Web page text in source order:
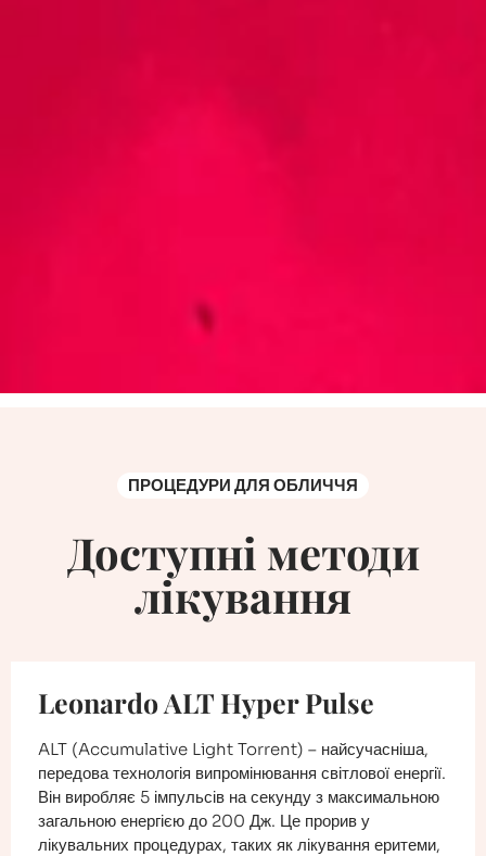
ПРОЦЕДУРИ ДЛЯ ОБЛИЧЧЯ
Доступні методи
лікування
Leonardo ALT Hyper Pulse
ALT (Accumulative Light Torrent) – найсучасніша,
передова технологія випромінювання світлової енергії.
Він виробляє 5 імпульсів на секунду з максимальною
загальною енергією до 200 Дж. Це прорив у
лікувальних процедурах, таких як лікування еритеми,